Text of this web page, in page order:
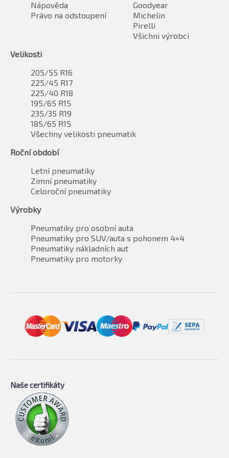
Nápověda
Právo na odstoupení
Goodyear
Michelin
Pirelli
Všichni výrobci
Velikosti
205/55 R16
225/45 R17
225/40 R18
195/65 R15
235/35 R19
185/65 R15
Všechny velikosti pneumatik
Roční období
Letní pneumatiky
Zimní pneumatiky
Celoroční pneumatiky
Výrobky
Pneumatiky pro osobní auta
Pneumatiky pro SUV/auta s pohonem 4×4
Pneumatiky nákladních aut
Pneumatiky pro motorky
Naše certifikáty